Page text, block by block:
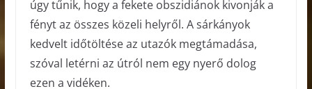
úgy tűnik, hogy a fekete obszidiánok kivonják a
fényt az összes közeli helyről. A sárkányok
kedvelt időtöltése az utazók megtámadása,
szóval letérni az útról nem egy nyerő dolog
ezen a vidéken.